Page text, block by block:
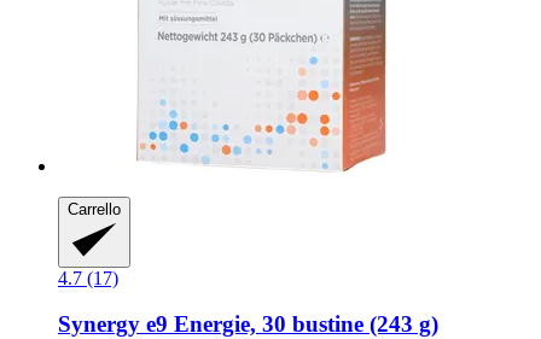
Carrello
4.7 (17)
Synergy e9 Energie, 30 bustine (243 g)